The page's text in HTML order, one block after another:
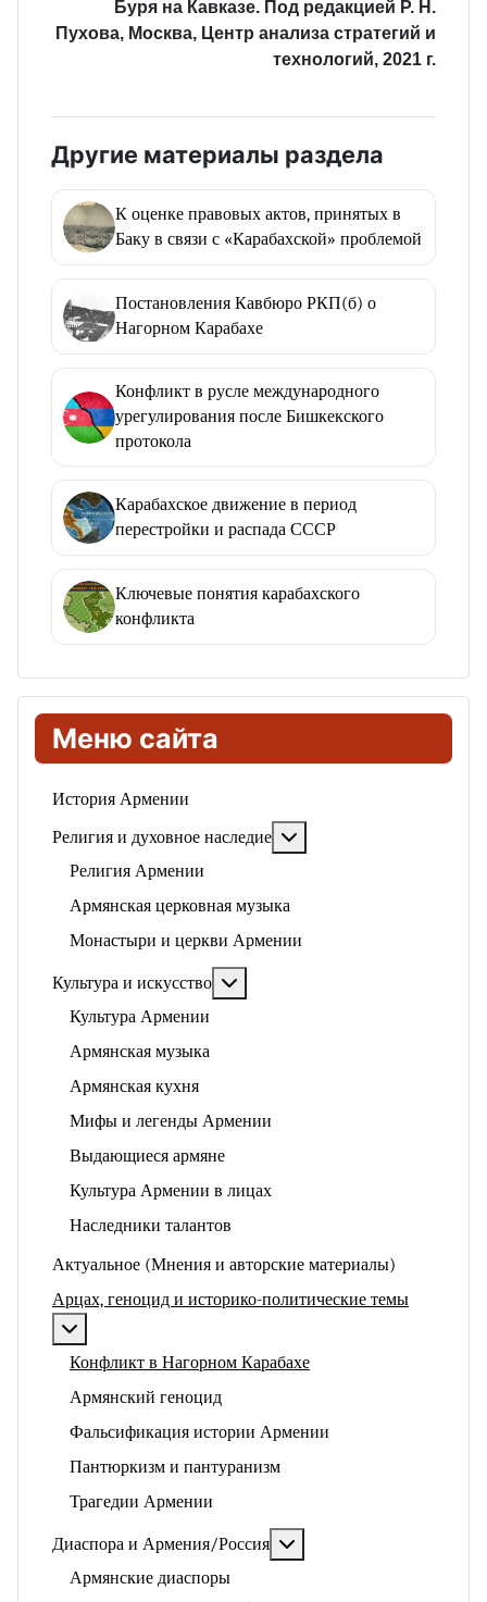
Меню сайта
История Армении
Религия и духовное наследие
Религия Армении
Армянская церковная музыка
Монастыри и церкви Армении
Культура и искусство
Культура Армении
Армянская музыка
Армянская кухня
Мифы и легенды Армении
Выдающиеся армяне
Культура Армении в лицах
Наследники талантов
Актуальное (Мнения и авторские материалы)
Арцах, геноцид и историко-политические темы
Конфликт в Нагорном Карабахе
Армянский геноцид
Фальсификация истории Армении
Пантюркизм и пантуранизм
Трагедии Армении
Диаспора и Армения/Россия
Армянские диаспоры
Буря на Кавказе. Под редакцией Р. Н.
Пухова, Москва, Центр анализа стратегий и
технологий, 2021 г.
Другие материалы раздела
К оценке правовых актов, принятых в
Баку в связи с «Карабахской» проблемой
Постановления Кавбюро РКП(б) о
Нагорном Карабахе
Конфликт в русле международного
урегулирования после Бишкекского
протокола
Карабахское движение в период
перестройки и распада СССР
Ключевые понятия карабахского
конфликта